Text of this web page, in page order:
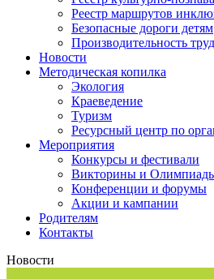
Реестр маршрутов
Безопасные дороги детям
Производительность
Новости
Методическая копилка
Экология
Краеведение
Туризм
Ресурсный центр по
Мероприятия
Конкурсы и фестивали
Викторины и
Конференции и форумы
Акции и кампании
Родителям
Контакты
Новости